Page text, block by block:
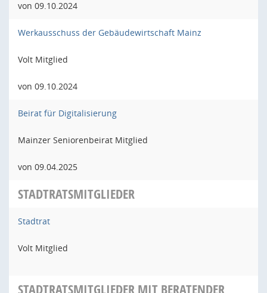
von 09.10.2024
Werkausschuss der Gebäudewirtschaft Mainz
Volt Mitglied
von 09.10.2024
Beirat für Digitalisierung
Mainzer Seniorenbeirat Mitglied
von 09.04.2025
STADTRATSMITGLIEDER
Stadtrat
Volt Mitglied
STADTRATSMITGLIEDER MIT BERATENDER